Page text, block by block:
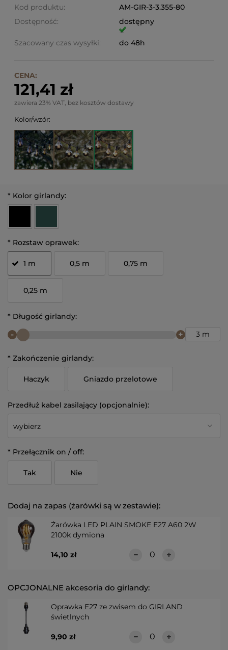
Kod produktu:
AM-GIR-3-3.355-80
Dostępność:
dostępny
Szacowany czas wysyłki: do 48h
CENA:
121,41 zł
zawiera 23% VAT, bez kosztów dostawy
Kolor/wzór:
* Kolor girlandy:
* Rozstaw oprawek:
1 m 0,5 m 0,75 m
0,25 m
* Długość girlandy:
- + 3 m
* Zakończenie girlandy:
Haczyk Gniazdo przelotowe
Przedłuż kabel zasilający (opcjonalnie):
* Przełącznik on / off:
Tak Nie
Dodaj na zapas (żarówki są w zestawie):
Żarówka LED PLAIN SMOKE E27 A60 2W
2100k dymiona
14,10 zł
OPCJONALNE akcesoria do girlandy:
Oprawka E27 ze zwisem do GIRLAND
świetlnych
9,90 zł